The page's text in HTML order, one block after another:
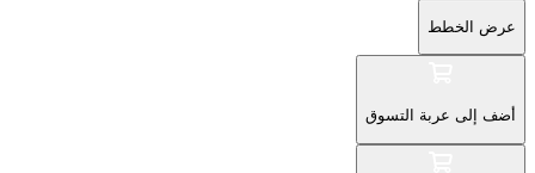
عرض الخطط
أضف إلى عربة التسوق